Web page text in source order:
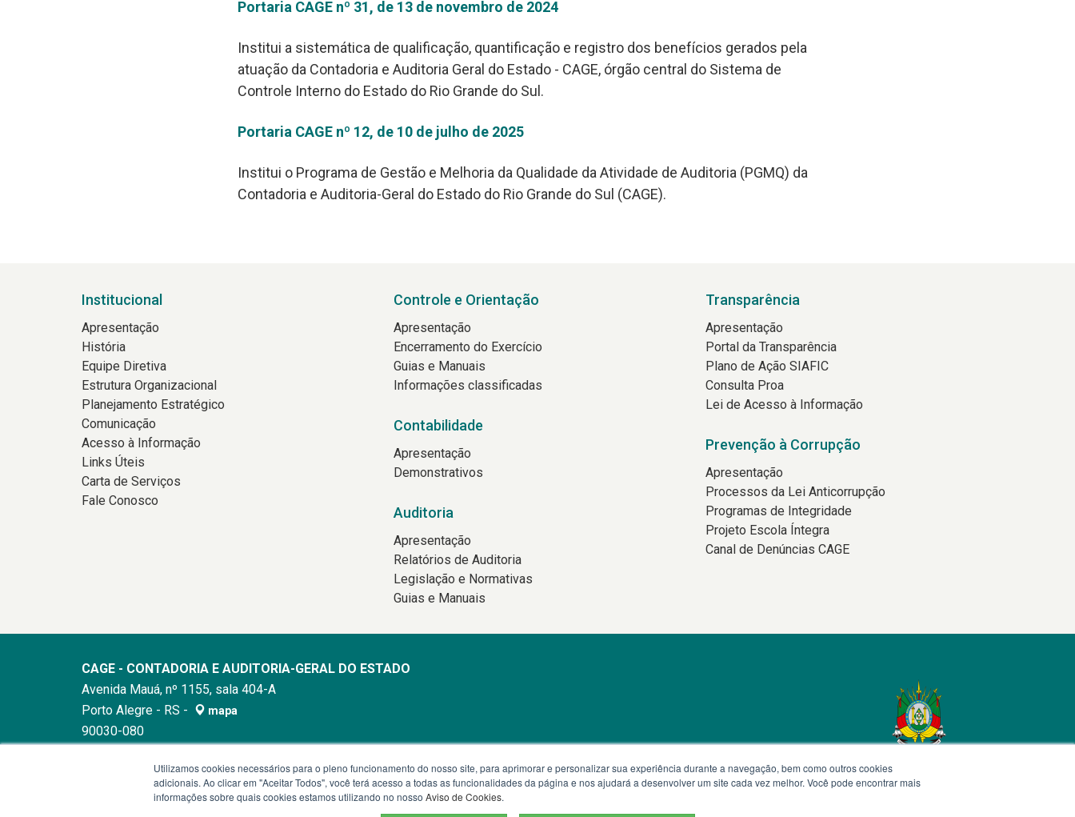
Portaria CAGE nº 31, de 13 de novembro de 2024
Institui a sistemática de qualificação, quantificação e registro dos benefícios gerados pela
atuação da Contadoria e Auditoria Geral do Estado - CAGE, órgão central do Sistema de
Controle Interno do Estado do Rio Grande do Sul.
Portaria CAGE nº 12, de 10 de julho de 2025
Institui o Programa de Gestão e Melhoria da Qualidade da Atividade de Auditoria (PGMQ) da
Contadoria e Auditoria-Geral do Estado do Rio Grande do Sul (CAGE).
Institucional
Apresentação
História
Equipe Diretiva
Estrutura Organizacional
Planejamento Estratégico
Comunicação
Acesso à Informação
Links Úteis
Carta de Serviços
Fale Conosco
Controle e Orientação
Apresentação
Encerramento do Exercício
Guias e Manuais
Informações classificadas
Contabilidade
Apresentação
Demonstrativos
Auditoria
Apresentação
Relatórios de Auditoria
Legislação e Normativas
Guias e Manuais
Transparência
Apresentação
Portal da Transparência
Plano de Ação SIAFIC
Consulta Proa
Lei de Acesso à Informação
Prevenção à Corrupção
Apresentação
Processos da Lei Anticorrupção
Programas de Integridade
Projeto Escola Íntegra
Canal de Denúncias CAGE
CAGE - CONTADORIA E AUDITORIA-GERAL DO ESTADO
Avenida Mauá, nº 1155, sala 404-A
Porto Alegre - RS -
mapa
90030-080
Horário de atendimento: 8h30min às 12h / 13h30min às 18h
Atendimento Geral:(51) 3214-5200
cage@sefaz.rs.gov.br
Utilizamos cookies necessários para o pleno funcionamento do nosso site, para aprimorar e personalizar sua experiência durante a navegação, bem como outros cookies
adicionais. Ao clicar em "Aceitar Todos", você terá acesso a todas as funcionalidades da página e nos ajudará a desenvolver um site cada vez melhor. Você pode encontrar mais
informações sobre quais cookies estamos utilizando no nosso Aviso de Cookies.